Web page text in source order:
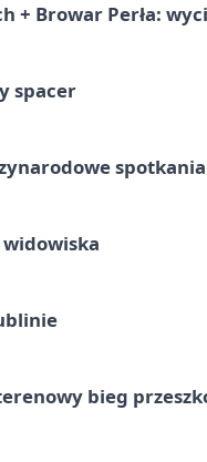
+ Browar Perła:
spacer
widowiska
bieg